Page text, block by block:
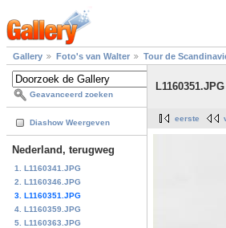
Gallery Foto's van Walter Tour de
Geavanceerd zoeken
Diashow Weergeven
Nederland, terugweg
1. L1160341.JPG
2. L1160346.JPG
3. L1160351.JPG
4. L1160359.JPG
5. L1160363.JPG
L1160351.JPG
eerste